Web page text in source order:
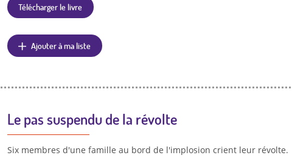
Télécharger le livre
Ajouter à ma liste
Le pas suspendu de la révolte
Six membres d'une famille au bord de l'implosion crient leur révolte.